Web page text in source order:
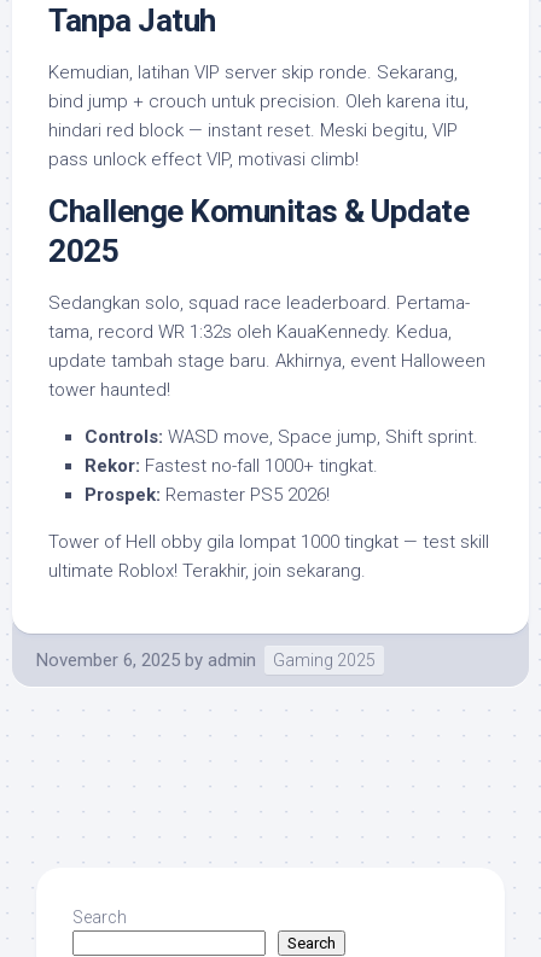
Tanpa Jatuh
Kemudian, latihan VIP server skip ronde. Sekarang,
bind jump + crouch untuk precision. Oleh karena itu,
hindari red block — instant reset. Meski begitu, VIP
pass unlock effect VIP, motivasi climb!
Challenge Komunitas & Update
2025
Sedangkan solo, squad race leaderboard. Pertama-
tama, record WR 1:32s oleh KauaKennedy. Kedua,
update tambah stage baru. Akhirnya, event Halloween
tower haunted!
Controls: WASD move, Space jump, Shift sprint.
Rekor: Fastest no-fall 1000+ tingkat.
Prospek: Remaster PS5 2026!
Tower of Hell obby gila lompat 1000 tingkat — test skill
ultimate Roblox! Terakhir, join sekarang.
November 6, 2025 by admin Gaming 2025
Search
Search